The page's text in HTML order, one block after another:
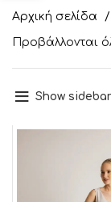
Αρχική σελίδα
Προβάλλονται
Show sidebar